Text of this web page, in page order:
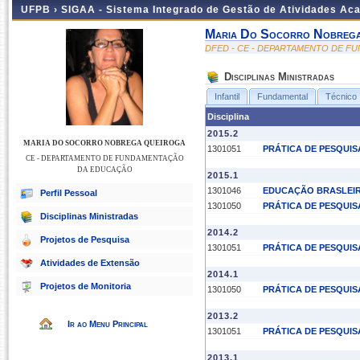
UFPB › SIGAA - Sistema Integrado de Gestão de Atividades
MARIA DO SOCORRO NOBREGA QUEIROGA
CE - DEPARTAMENTO DE FUNDAMENTAÇÃO
DA EDUCAÇÃO
Perfil Pessoal
Disciplinas Ministradas
Projetos de Pesquisa
Atividades de Extensão
Projetos de Monitoria
Ir ao Menu Principal
Maria Do Socorro
DFED - CE - DEPARTAMENTO DE
Disciplinas Ministradas
Infantil Fundamental Técnico
Disciplina
2015.2
1301051
PRÁTICA DE
2015.1
1301046
EDUCAÇÃO
1301050
PRÁTICA DE
2014.2
1301051
PRÁTICA DE
2014.1
1301050
PRÁTICA DE
2013.2
1301051
PRÁTICA DE
2013.1